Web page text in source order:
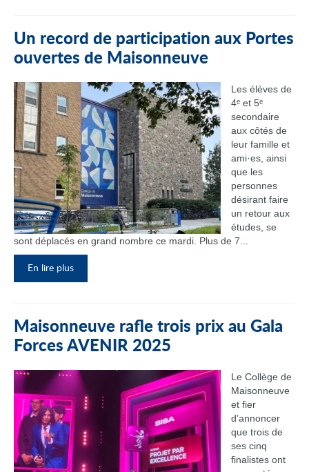
Un record de participation aux Portes
ouvertes de Maisonneuve
Les élèves de
4ᵉ et 5ᵉ
secondaire
aux côtés de
leur famille et
ami·es, ainsi
que les
personnes
désirant faire
un retour aux
études, se
sont déplacés en grand nombre ce mardi. Plus de 7...
En lire plus
Maisonneuve rafle trois prix au Gala
Forces AVENIR 2025
Le Collège de
Maisonneuve
et fier
d’annoncer
que trois de
ses cinq
finalistes ont